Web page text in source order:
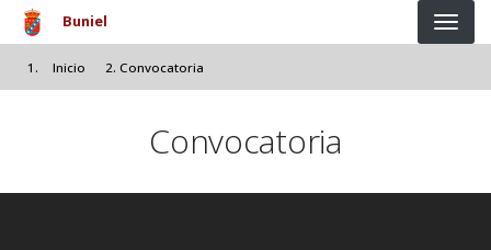
Pasar al contenido principal
Buniel
Inicio Convocatoria
Convocatoria